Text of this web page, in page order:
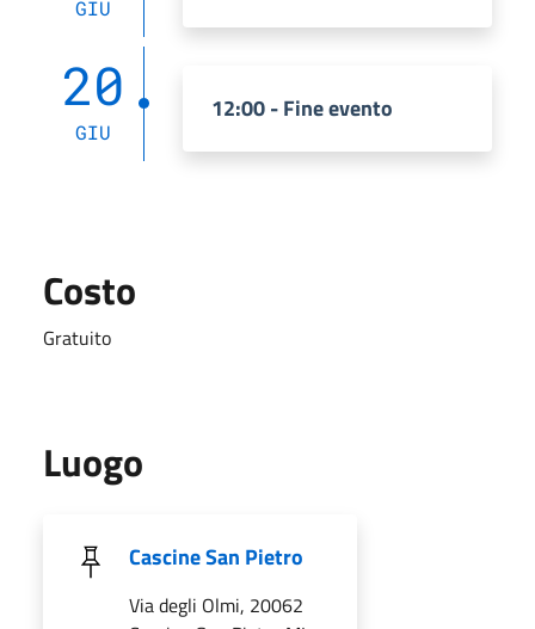
GIU
20
GIU
12:00 - Fine evento
Costo
Gratuito
Luogo
Cascine San Pietro
Via degli Olmi, 20062